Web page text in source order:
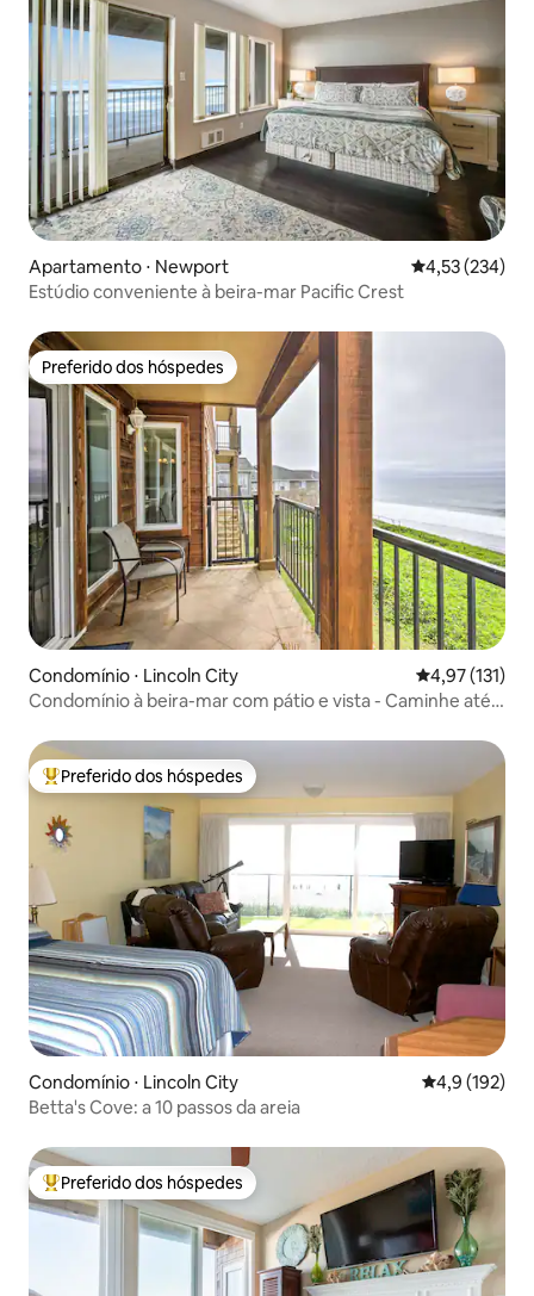
Apartamento ⋅ Newport 4,53 de uma
4,53 (234)
Estúdio conveniente à beira-mar Pacific Crest
Preferido dos hóspedes
Preferido dos hóspedes
Condomínio ⋅ Lincoln City 4,97 de uma
4,97 (131)
Condomínio à beira-mar com pátio e vista - Caminhe até a
Entre os melhores preferidos dos hóspedes
Preferido dos hóspedes
Condomínio ⋅ Lincoln City 4,9 de uma
4,9 (192)
Betta's Cove: a 10 passos da areia
Entre os melhores preferidos dos hóspedes
Preferido dos hóspedes